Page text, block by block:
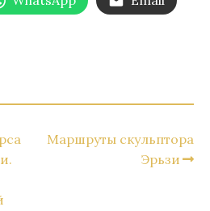
Маршруты скульптора
Эрьзи